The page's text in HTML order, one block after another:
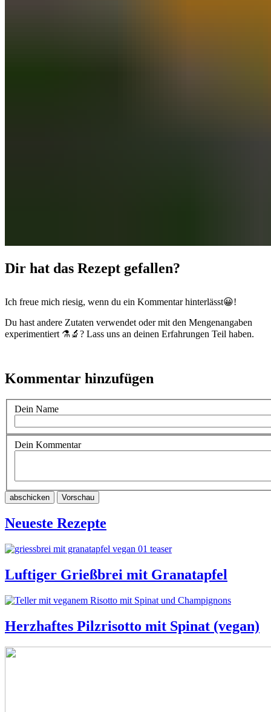
Dir hat das Rezept gefallen?
Ich freue mich riesig, wenn du ein Kommentar hinterlässt😀!
Du hast andere Zutaten verwendet oder mit den Mengenangaben
experimentiert ⚗️🔬? Lass uns an deinen Erfahrungen Teil haben.
Kommentar hinzufügen
Dein Name
Dein Kommentar
abschicken Vorschau
Neueste Rezepte
Luftiger Grießbrei mit Granatapfel
Herzhaftes Pilzrisotto mit Spinat (vegan)